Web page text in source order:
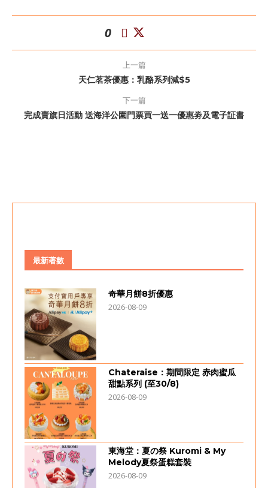
0
上一篇
天仁茗茶優惠：乳酪系列減$5
下一篇
完成賣旗日活動 送海洋公園門票買一送一優惠劵及電子証書
最新著數
奇華月餅8折優惠
2026-08-09
Chateraise：期間限定 赤肉蜜瓜
甜點系列 (至30/8)
2026-08-09
東海堂：夏の祭 Kuromi & My
Melody夏祭蛋糕套裝
2026-08-09